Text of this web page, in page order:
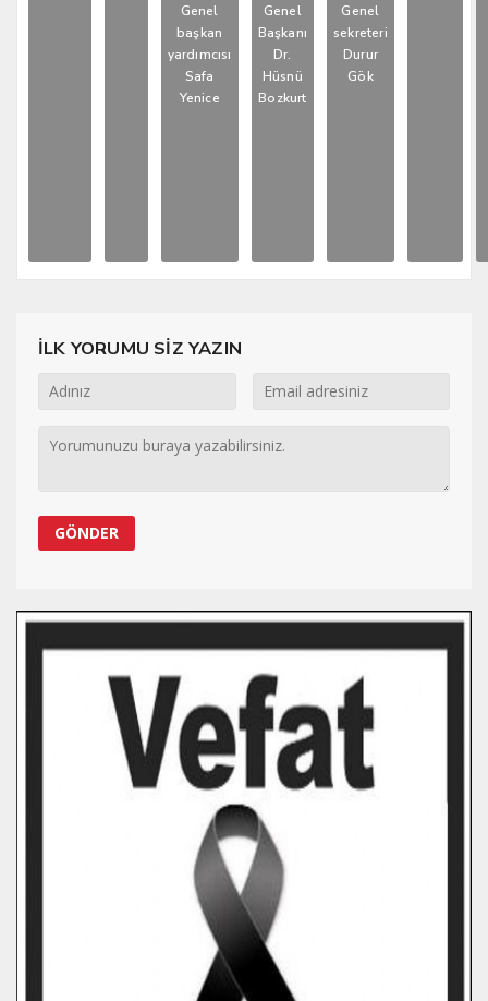
Genel
başkan
yardımcısı
Safa
Yenice
Genel
Başkanı
Dr.
Hüsnü
Bozkurt
Genel
sekreteri
Durur
Gök
İLK YORUMU SİZ YAZIN